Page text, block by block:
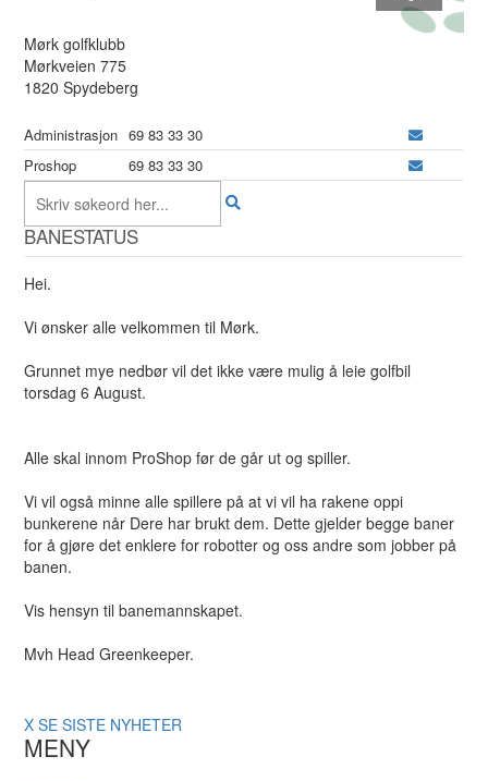
Mørk golfklubb
Mørkveien 775
1820 Spydeberg
Administrasjon 69 83 33 30
Proshop
69 83 33 30
BANESTATUS
Hei.
Vi ønsker alle velkommen til Mørk.
Grunnet mye nedbør vil det ikke være mulig å leie golfbil
torsdag 6 August.
Alle skal innom ProShop før de går ut og spiller.
Vi vil også minne alle spillere på at vi vil ha rakene oppi
bunkerene når Dere har brukt dem. Dette gjelder begge baner
for å gjøre det enklere for robotter og oss andre som jobber på
banen.
Vis hensyn til banemannskapet.
Mvh Head Greenkeeper.
X SE SISTE NYHETER
MENY